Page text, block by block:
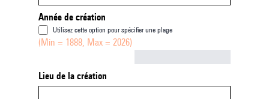
Année de création
Utilisez cette option pour spécifier une plage
(Min = 1888, Max = 2026)
Lieu de la création